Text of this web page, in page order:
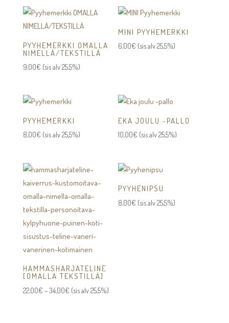
43,00€
PYYHEMERKKI OMALLA
NIMELLÄ/TEKSTILLÄ
9,00€ (sis alv 25,5%)
MINI PYYHEMERKKI
6,00€ (sis alv 25,5%)
PYYHEMERKKI
8,00€ (sis alv 25,5%)
EKA JOULU -PALLO
10,00€ (sis alv 25,5%)
HAMMASHARJATELINE
[OMALLA TEKSTILLÄ]
22,00€ –34,00€Hintaluokka:
(sis alv 25,5%)
PYYHENIPSU
8,00€ (sis alv 25,5%)